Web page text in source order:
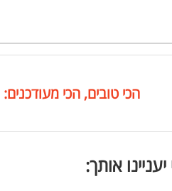
הכי טובים, הכי מעודכנים:
אותך: